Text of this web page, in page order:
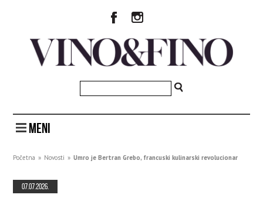
MENI
Početna » Novosti » Umro je Bertran Grebo, francuski kulinarski revolucionar
07.07.2026.